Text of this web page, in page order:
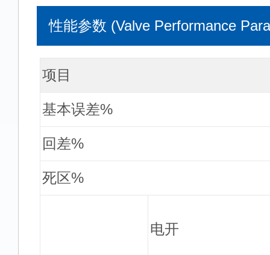
性能参数 (Valve Performance
项目
基本误差%
回差%
死区%
电开